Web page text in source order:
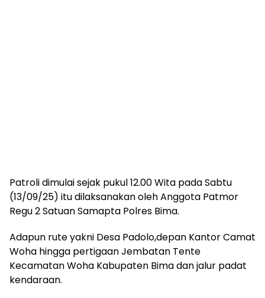
Patroli dimulai sejak pukul 12.00 Wita pada Sabtu
(13/09/25) itu dilaksanakan oleh Anggota Patmor
Regu 2 Satuan Samapta Polres Bima.
Adapun rute yakni Desa Padolo,depan Kantor Camat
Woha hingga pertigaan Jembatan Tente
Kecamatan Woha Kabupaten Bima dan jalur padat
kendaraan.